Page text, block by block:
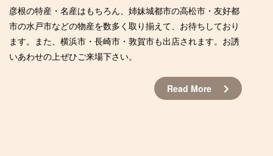
彦根の特産・名産はもちろん、姉妹城都市の高松市・友好都
市の水戸市などの物産を数多く取り揃えて、お待ちしており
ます。また、横浜市・長崎市・敦賀市も出店されます。お誘
いあわせの上ぜひご来場下さい。
Read More